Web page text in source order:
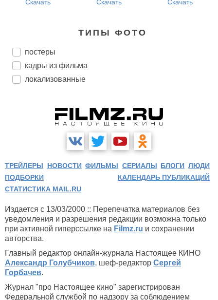
Скачать Скачать Скачать
ТИПЫ ФОТО
постеры
кадры из фильма
локализованные
ТРЕЙЛЕРЫ НОВОСТИ ФИЛЬМЫ СЕРИАЛЫ БЛОГИ ЛЮДИ
ПОДБОРКИ
КАЛЕНДАРЬ ПУБЛИКАЦИЙ
СТАТИСТИКА MAIL.RU
Издается с 13/03/2000 :: Перепечатка материалов без
уведомления и разрешения редакции возможна только
при активной гиперссылке на Filmz.ru и сохранении
авторства.
Главный редактор онлайн-журнала Настоящее КИНО
Александр Голубчиков, шеф-редактор Сергей
Горбачев.
Журнал "про Настоящее кино" зарегистрирован
Федеральной службой по надзору за соблюдением